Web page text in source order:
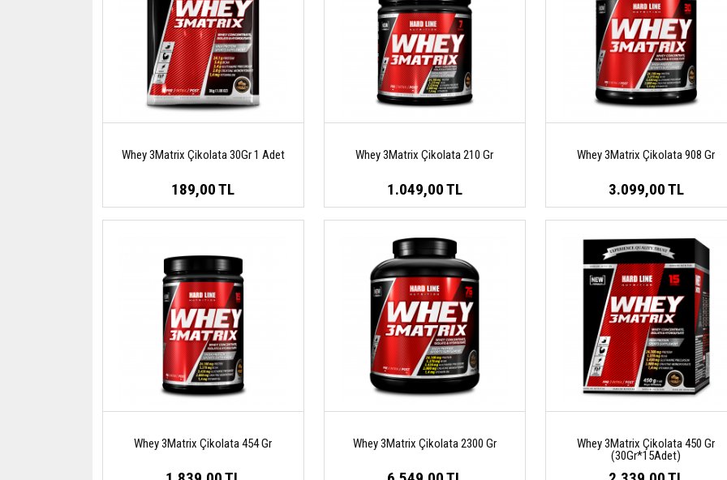
Whey 3Matrix Çikolata 30Gr 1 Adet
189,00 TL
Whey 3Matrix Çikolata 210 Gr
1.049,00 TL
Whey 3Matrix Çikolata 908 Gr
3.099,00 TL
Whey 3Matrix Çikolata 454 Gr Whey 3Matrix Çikolata 2300 Gr
Whey 3Matrix Çikolata 450 Gr
(30Gr*15Adet)